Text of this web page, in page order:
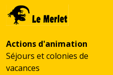
Actions d'animation
Séjours et colonies de
vacances